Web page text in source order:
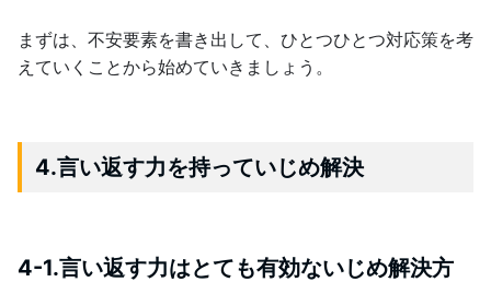
まずは、不安要素を書き出して、ひとつひとつ対応策を考
えていくことから始めていきましょう。
4.言い返す力を持っていじめ解決
4-1.言い返す力はとても有効ないじめ解決方